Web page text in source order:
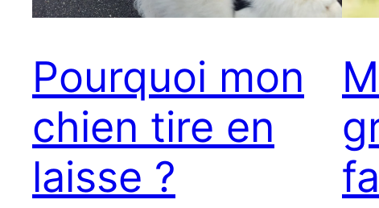
Pourquoi mon
chien tire en
laisse ?